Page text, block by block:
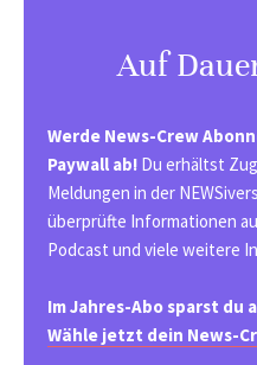
Auf
Werde News-Crew
Paywall ab! Du erhältst
Meldungen in der
überprüfte Informationen
Podcast und viele weitere
Im Jahres-Abo sparst du
Wähle jetzt dein News-